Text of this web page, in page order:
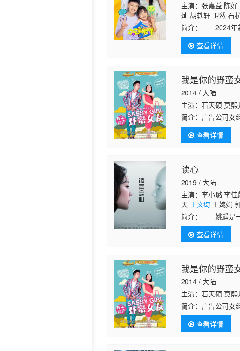
主演：张嘉益 陈
灿 胡轶轩 卫然 石
嘉 赵梓淇 宗宇宸
简介：
2024年新
戴静只好忙完工作
向上为支持戴静工作
查看详情
我是你的野蛮
2014 / 大陆
主演：石天硕 莫
简介： 广告公司女
却遭遇重大信任危
查看详情
读心
2019 / 大陆
主演：李小璐 李
天 王文绮 王婉娟
璇 卢雨洁 周帅 卓
简介：
姚遥是一
重是一名男护理，
从而名声大起。本应
查看详情
我是你的野蛮
2014 / 大陆
主演：石天硕 莫
简介： 广告公司女
却遭遇重大信任危
查看详情